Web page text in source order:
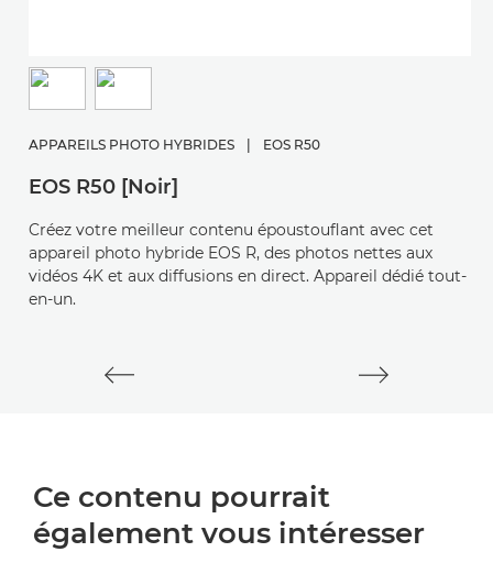
APPAREILS PHOTO HYBRIDES | EOS R50
EOS R50 [Noir]
Créez votre meilleur contenu époustouflant avec cet
appareil photo hybride EOS R, des photos nettes aux
vidéos 4K et aux diffusions en direct. Appareil dédié tout-
en-un.
Ce contenu pourrait
également vous intéresser